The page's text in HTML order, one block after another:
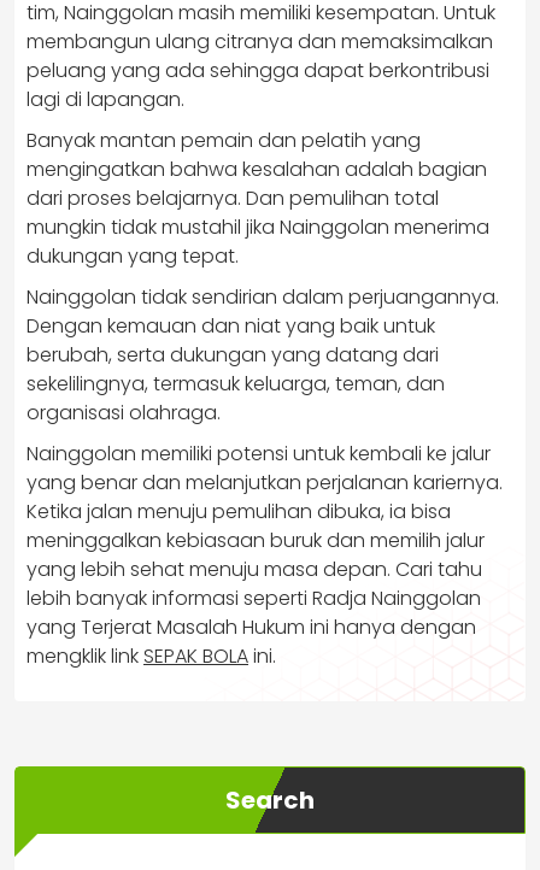
tim, Nainggolan masih memiliki kesempatan. Untuk
membangun ulang citranya dan memaksimalkan
peluang yang ada sehingga dapat berkontribusi
lagi di lapangan.
Banyak mantan pemain dan pelatih yang
mengingatkan bahwa kesalahan adalah bagian
dari proses belajarnya. Dan pemulihan total
mungkin tidak mustahil jika Nainggolan menerima
dukungan yang tepat.
Nainggolan tidak sendirian dalam perjuangannya.
Dengan kemauan dan niat yang baik untuk
berubah, serta dukungan yang datang dari
sekelilingnya, termasuk keluarga, teman, dan
organisasi olahraga.
Nainggolan memiliki potensi untuk kembali ke jalur
yang benar dan melanjutkan perjalanan kariernya.
Ketika jalan menuju pemulihan dibuka, ia bisa
meninggalkan kebiasaan buruk dan memilih jalur
yang lebih sehat menuju masa depan. Cari tahu
lebih banyak informasi seperti Radja Nainggolan
yang Terjerat Masalah Hukum ini hanya dengan
mengklik link SEPAK BOLAini.
Search